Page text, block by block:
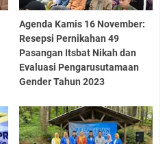
Agenda Kamis 16 November:
Resepsi Pernikahan 49
Pasangan Itsbat Nikah dan
Evaluasi Pengarusutamaan
Gender Tahun 2023